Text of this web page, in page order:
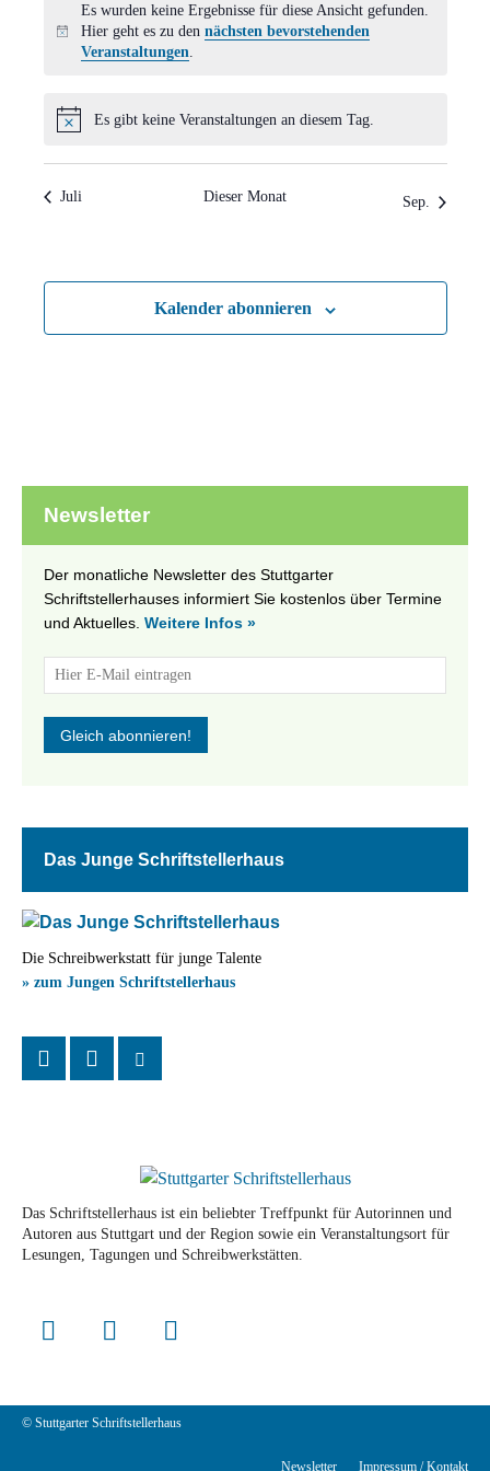
Hinweis
Es wurden keine Ergebnisse für diese Ansicht gefunden.
Hier geht es zu den nächsten bevorstehenden
Veranstaltungen.
Hinweis
Es gibt keine Veranstaltungen an diesem Tag.
Juli Dieser Monat Sep.
Kalender abonnieren
Newsletter
Der monatliche Newsletter des Stuttgarter
Schriftstellerhauses informiert Sie kostenlos über Termine
und Aktuelles. Weitere Infos »
Das Junge Schriftstellerhaus
Die Schreibwerkstatt für junge Talente
» zum Jungen Schriftstellerhaus
Das Schriftstellerhaus ist ein beliebter Treffpunkt für Autorinnen und
Autoren aus Stuttgart und der Region sowie ein Veranstaltungsort für
Lesungen, Tagungen und Schreibwerkstätten.
© Stuttgarter Schriftstellerhaus
Newsletter Impressum / Kontakt